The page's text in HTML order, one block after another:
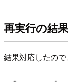
再実行の結
結果対応したので